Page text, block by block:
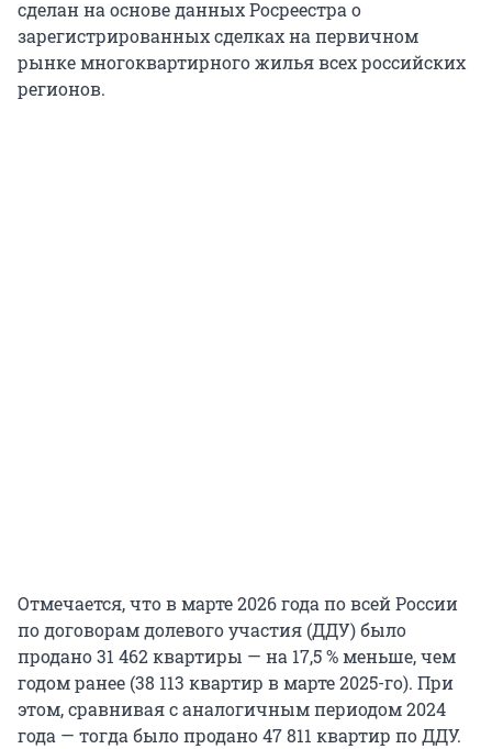
сделан на основе данных Росреестра о
зарегистрированных сделках на первичном
рынке многоквартирного жилья всех российских
регионов.
Отмечается, что в марте 2026 года по всей России
по договорам долевого участия (ДДУ) было
продано31 462квартиры — на 17,5 % меньше, чем
годом ранее (38 113 квартир в марте 2025-го). При
этом, сравнивая с аналогичным периодом 2024
года — тогда было продано 47 811 квартир по ДДУ.